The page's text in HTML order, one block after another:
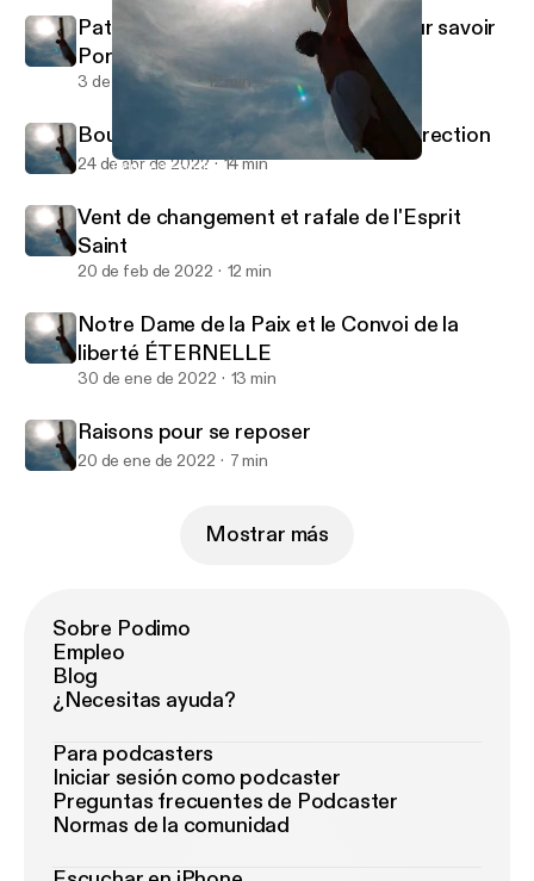
Boulversé positivement par la Résurrection
Patriotisme Canadien et Éternel pour savoir
Porter la Croix
3 de jul de 2022 12 min
Boulversé positivement par la Résurrection
24 de abr de 2022 14 min
Vent de changement et rafale de l'Esprit
Saint
20 de feb de 2022 12 min
Notre Dame de la Paix et le Convoi de la
liberté ÉTERNELLE
30 de ene de 2022 13 min
Raisons pour se reposer
20 de ene de 2022 7 min
Mostrar más
Sobre Podimo
Empleo
Blog
¿Necesitas ayuda?
Para podcasters
Iniciar sesión como podcaster
Preguntas frecuentes de Podcaster
Normas de la comunidad